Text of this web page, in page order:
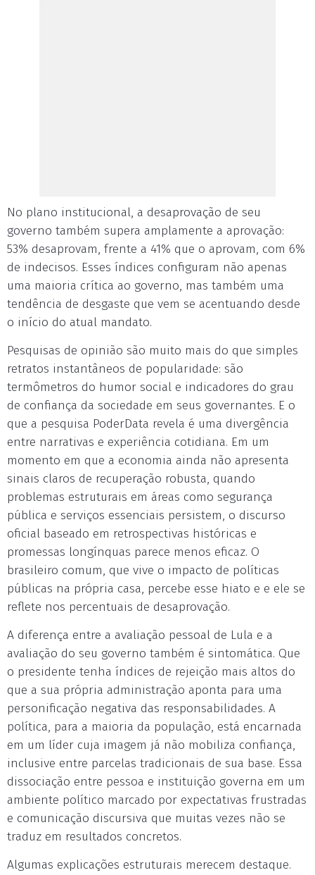
No plano institucional, a desaprovação de seu
governo também supera amplamente a aprovação:
53% desaprovam, frente a 41% que o aprovam, com 6%
de indecisos. Esses índices configuram não apenas
uma maioria crítica ao governo, mas também uma
tendência de desgaste que vem se acentuando desde
o início do atual mandato.
Pesquisas de opinião são muito mais do que simples
retratos instantâneos de popularidade: são
termômetros do humor social e indicadores do grau
de confiança da sociedade em seus governantes. E o
que a pesquisa PoderData revela é uma divergência
entre narrativas e experiência cotidiana. Em um
momento em que a economia ainda não apresenta
sinais claros de recuperação robusta, quando
problemas estruturais em áreas como segurança
pública e serviços essenciais persistem, o discurso
oficial baseado em retrospectivas históricas e
promessas longínquas parece menos eficaz. O
brasileiro comum, que vive o impacto de políticas
públicas na própria casa, percebe esse hiato e e ele se
reflete nos percentuais de desaprovação.
A diferença entre a avaliação pessoal de Lula e a
avaliação do seu governo também é sintomática. Que
o presidente tenha índices de rejeição mais altos do
que a sua própria administração aponta para uma
personificação negativa das responsabilidades. A
política, para a maioria da população, está encarnada
em um líder cuja imagem já não mobiliza confiança,
inclusive entre parcelas tradicionais de sua base. Essa
dissociação entre pessoa e instituição governa em um
ambiente político marcado por expectativas frustradas
e comunicação discursiva que muitas vezes não se
traduz em resultados concretos.
Algumas explicações estruturais merecem destaque.